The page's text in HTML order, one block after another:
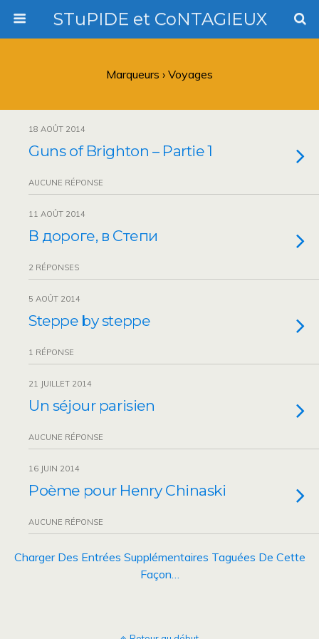
STuPIDE et CoNTAGIEUX
Marqueurs › Voyages
18 AOÛT 2014
Guns of Brighton – Partie 1
AUCUNE RÉPONSE
11 AOÛT 2014
В дороге, в Степи
2 RÉPONSES
5 AOÛT 2014
Steppe by steppe
1 RÉPONSE
21 JUILLET 2014
Un séjour parisien
AUCUNE RÉPONSE
16 JUIN 2014
Poème pour Henry Chinaski
AUCUNE RÉPONSE
Charger Des Entrées Supplémentaires Taguées De Cette
Façon…